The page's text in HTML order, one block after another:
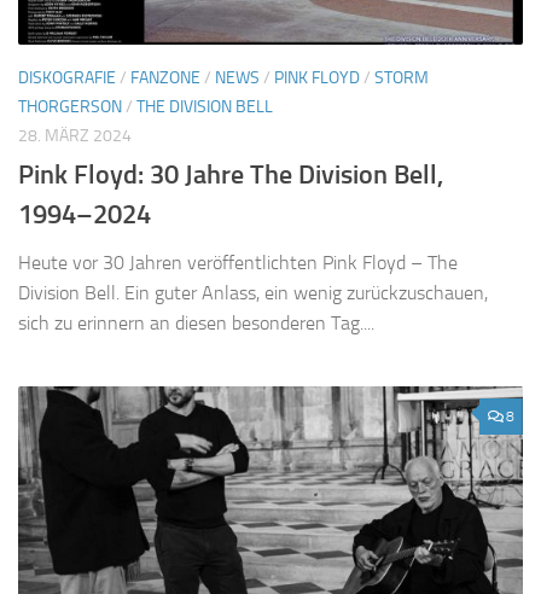
DISKOGRAFIE / FANZONE / NEWS / PINK FLOYD/ STORM
THORGERSON/ THE DIVISION BELL
28. MÄRZ 2024
Pink Floyd: 30 Jahre The Division Bell,
1994–2024
Heute vor 30 Jahren veröffentlichten Pink Floyd – The
Division Bell. Ein guter Anlass, ein wenig zurückzuschauen,
sich zu erinnern an diesen besonderen Tag....
8